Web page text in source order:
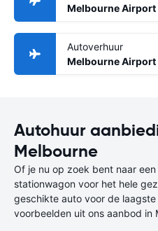
Melbourne
Autoverhuur
Melbourne Airport
Autohuur
Melbourne
Of je nu op zoek bent naar
stationwagon voor het hele
geschikte auto voor de
voorbeelden uit ons aanbod in